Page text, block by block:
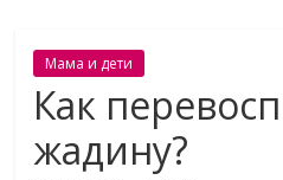
Блог
полезных
статей
для
женщин
Мама и дети
Как
жадину?